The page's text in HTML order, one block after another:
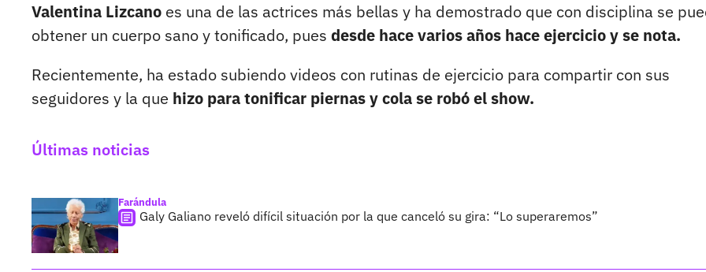
Valentina Lizcano es una de las actrices más bellas y ha demostrado que con disciplina se
obtener un cuerpo sano y tonificado, pues desde hace varios años hace ejercicio y se nota.
Recientemente, ha estado subiendo videos con rutinas de ejercicio para compartir con sus
seguidores y la que hizo para tonificar piernas y cola se robó el show.
Últimas noticias
Farándula
Galy Galiano reveló difícil situación por la que canceló su gira: “Lo superaremos”